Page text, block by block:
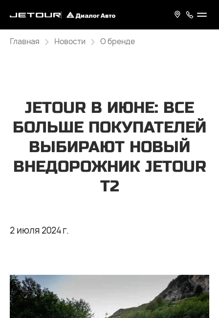
Главная Новости О бренде
JETOUR В ИЮНЕ: ВСЕ
БОЛЬШЕ ПОКУПАТЕЛЕЙ
ВЫБИРАЮТ НОВЫЙ
ВНЕДОРОЖНИК JETOUR
T2
2 июля 2024 г.